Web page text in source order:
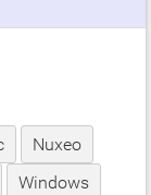
Nuxeo
Windows